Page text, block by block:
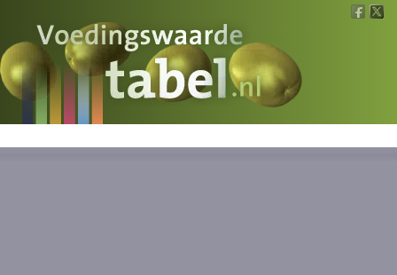
Voedingswaarde
Wat is wat?